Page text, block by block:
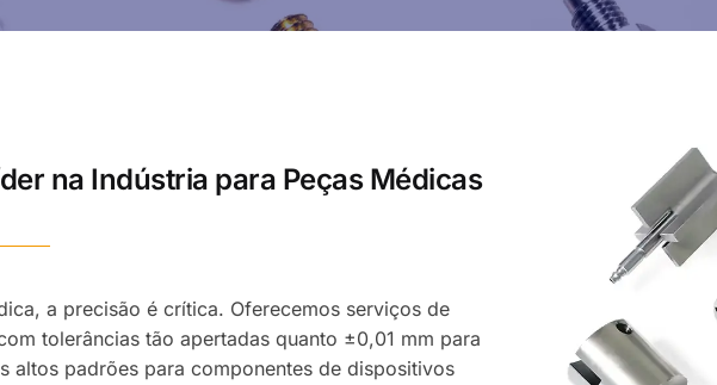
na Indústria para Peças Médicas
a precisão é crítica. Oferecemos serviços de
tolerâncias tão apertadas quanto ±0,01 mm para
altos padrões para componentes de dispositivos